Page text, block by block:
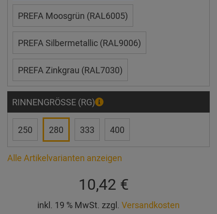
PREFA Moosgrün (RAL6005)
PREFA Silbermetallic (RAL9006)
PREFA Zinkgrau (RAL7030)
RINNENGRÖSSE (RG)
250 280 333 400
Alle Artikelvarianten anzeigen
10,42 €
inkl. 19 % MwSt. zzgl. Versandkosten